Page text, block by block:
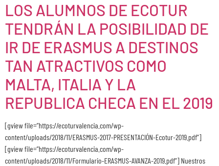
LOS ALUMNOS DE ECOTUR
TENDRÁN LA POSIBILIDAD DE
IR DE ERASMUS A DESTINOS
TAN ATRACTIVOS COMO
MALTA, ITALIA Y LA
REPUBLICA CHECA EN EL 2019
[gview file=”https://ecoturvalencia.com/wp-
content/uploads/2018/11/ERASMUS-2017-PRESENTACIÓN-Ecotur-2019.pdf”]
[gview file=”https://ecoturvalencia.com/wp-
content/uploads/2018/11/Formulario-ERASMUS-AVANZA-2019.pdf”] Nuestros